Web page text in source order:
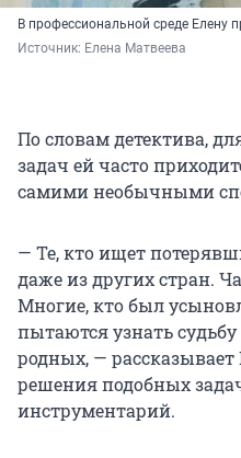
В профессиональной среде Елену
Источник: Елена Матвеева
По словам детектива,
задач ей часто
самими необычными
— Те, кто ищет
даже из других стран.
Многие, кто был
пытаются узнать
родных, —
решения подобных
инструментарий.